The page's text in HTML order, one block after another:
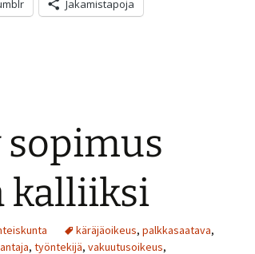
Jakamistapoja
kalliiksi
käräjäoikeus, palkkasaatava,
, työntekijä, vakuutusoikeus,